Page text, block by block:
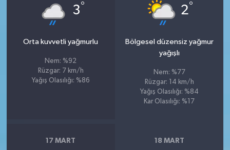
3°
Orta kuvvetli yağmurlu
Nem: %92
Rüzgar: 7 km/h
Yağış Olasılığı: %86
2°
Bölgesel düzensiz yağmur
yağışlı
Nem: %77
Rüzgar: 14 km/h
Yağış Olasılığı: %84
Kar Olasılığı: %17
17 MART 18 MART